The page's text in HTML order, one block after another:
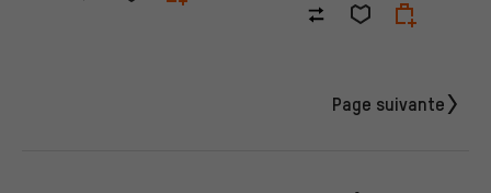
Page suivante